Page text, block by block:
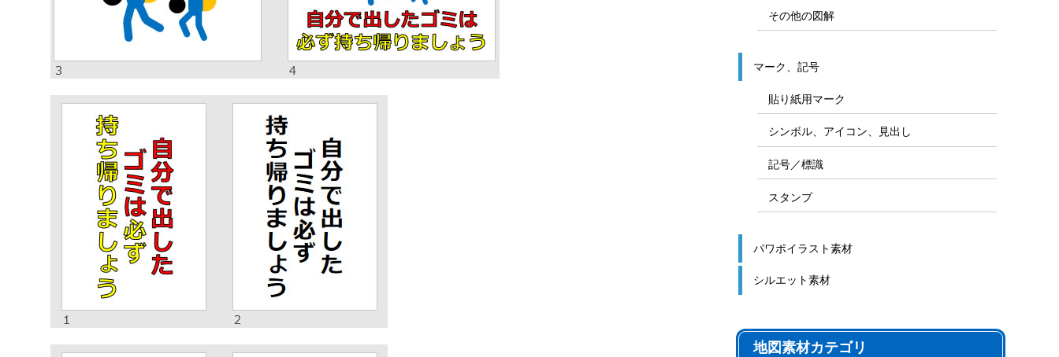
その他の図解
マーク、記号
貼り紙用マーク
シンボル、アイコン、見出し
記号／標識
スタンプ
パワポイラスト素材
シルエット素材
地図素材カテゴリ